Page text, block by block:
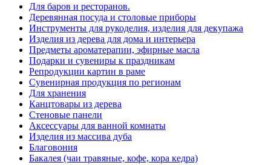
Для баров и ресторанов.
Деревянная посуда и столовые приборы
Инструменты для рукоделия, изделия для декупажа
Изделия из дерева для дома и интерьера
Предметы ароматерапии, эфирные масла
Подарки и сувениры к праздникам
Репродукции картин в раме
Сувенирная продукция по регионам
Для хранения
Канцтовары из дерева
Стеновые панели
Аксессуары для ванной комнаты
Изделия из массива дуба
Благовония
Бакалея (чаи травяные, кофе, кора кедра)